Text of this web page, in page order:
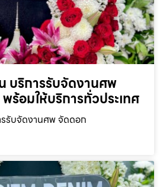
บริการรับจัดงานศพ
ร้อมให้บริการทั่วประเทศ
รับจัดงานศพ จัดดอก